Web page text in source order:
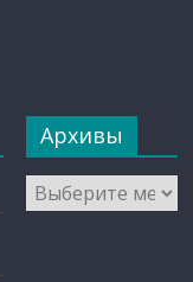
Архивы
Архивы